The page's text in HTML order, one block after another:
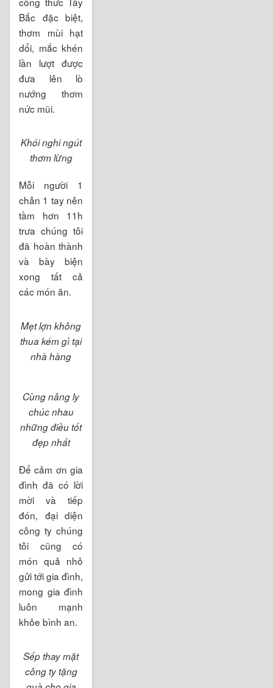
Bắc đặc biệt,
thơm mùi hạt
dổi, mắc khén
lần lượt được
đưa lên lò
nướng thơm
nức mũi.
Khói nghi ngút
thơm lừng
Mỗi người 1
chân 1 tay nên
tầm hơn 11h
trưa chúng tôi
đã hoàn thành
các món ăn.
nhà hàng
Cùng nâng ly
những điều tốt
đẹp nhất
Để cảm ơn gia
đình đã có lời
mời và tiếp
đón, đại diện
công ty chúng
tôi cũng có
món quả nhỏ
gửi tới gia đình,
luôn mạnh
khỏe bình an.